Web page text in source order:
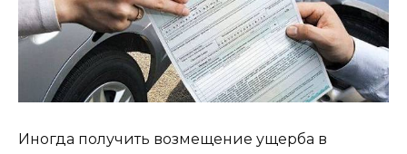
Иногда получить возмещение ущерба в